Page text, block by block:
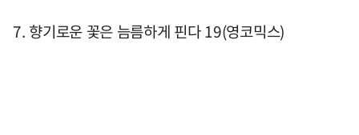
7. 향기로운 꽃은 늠름하게 핀다 19(영코믹스)